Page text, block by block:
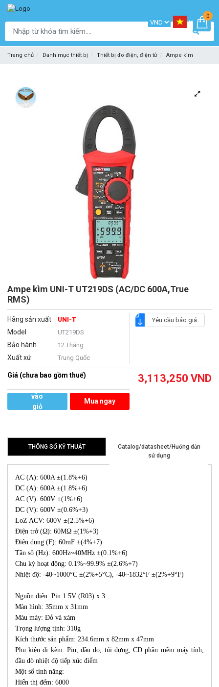
0
Trang chủ Danh mục thiết bị Thiết bị đo điện, điện tử Ampe kìm
Ampe kìm UNI-T UT219DS (AC/DC 600A,True
RMS)
Hãng sản xuất UNI-T
Model UT219DS
Bảo hành 12 Tháng
Xuất xứ Trung Quốc
Yêu cầu báo giá
Giá (chưa bao gồm thuế) 3,113,250 VND
vào
giỏ
Mua ngay
THÔNG SỐ KỸ THUẬT
Catalog/datasheet/Hướng dẫn
sử dụng
AC (A): 600A ±(1.8%+6)
DC (A): 600A ±(1.8%+6)
AC (V): 600V ±(1%+6)
DC (V): 600V ±(0.6%+3)
LoZ ACV: 600V ±(2.5%+6)
Điện trở (Ω): 60MΩ ±(1%+3)
Điện dung (F): 60mF ±(4%+7)
Tần số (Hz): 600Hz~40MHz ±(0.1%+6)
Chu kỳ hoạt động: 0.1%~99.9% ±(2.6%+7)
Nhiệt độ: -40~1000°C ±(2%+5°C), -40~1832°F ±(2%+9°F)
Nguồn điện: Pin 1.5V (R03) x 3
Màn hình: 35mm x 31mm
Màu máy: Đỏ và xám
Trọng lượng tịnh: 310g
Kích thước sản phẩm: 234.6mm x 82mm x 47mm
Phụ kiện đi kèm: Pin, đầu đo, túi đựng, CD phần mềm máy tính,
đầu dò nhiệt độ tiếp xúc điểm
Một số tính năng:
Hiển thị đếm: 6000